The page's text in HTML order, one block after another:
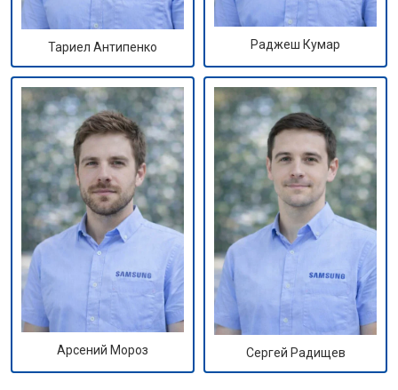
Тариел Антипенко Раджеш Кумар
Арсений Мороз Сергей Радищев